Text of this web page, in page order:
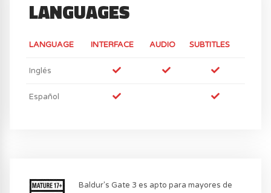
LANGUAGES
LANGUAGE INTERFACE AUDIO SUBTITLES
Inglés
Español
Baldur's Gate 3 es apto para mayores de